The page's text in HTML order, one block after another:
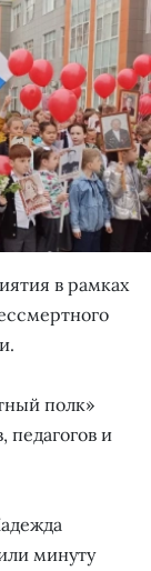
в рамках
полк»
педагогов и
минуту